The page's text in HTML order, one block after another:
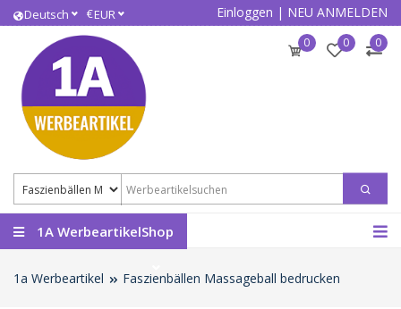
Deutsch €EUR Einloggen | NEU ANMELDEN
0 0 0
1A WerbeartikelShop
1a Werbeartikel Faszienbällen Massageball bedrucken